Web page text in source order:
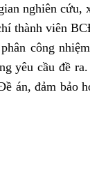
nghiên cứu,
thành viên
công
yêu cầu đề
án, đảm bảo